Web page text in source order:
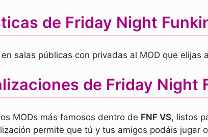
de Friday Night
salas públicas con privadas al MOD que elijas
de Friday Night
MODs más famosos dentro de FNF VS, listos
permite que tú y tus amigos podáis jugar